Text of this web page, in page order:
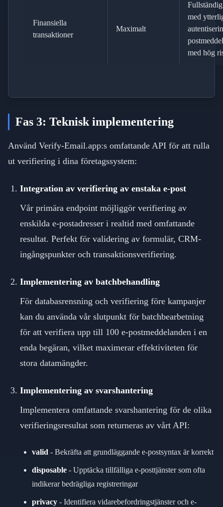
Finansiella
transaktioner
Maximalt
med
med hög
Fas 3: Teknisk implementering
Använd Verify-Email.app:s omfattande API för att rulla
ut verifiering i dina företagssystem:
Integration av verifiering av enstaka e-post
Vår primära endpoint möjliggör verifiering av
enskilda e-postadresser i realtid med omfattande
resultat. Perfekt för validering av formulär, CRM-
ingångspunkter och transaktionsverifiering.
Implementering av batchbehandling
För databasrensning och verifiering före kampanjer
kan du använda vår slutpunkt för batchbearbetning
för att verifiera upp till 100 e-postmeddelanden i en
enda begäran, vilket maximerar effektiviteten för
stora datamängder.
Implementering av svarshantering
Implementera omfattande svarshantering för de olika
verifieringsresultat som returneras av vårt API:
valid - Bekräfta att grundläggande e-postsyntax är korrekt
disposable - Upptäcka tillfälliga e-posttjänster som ofta
indikerar bedrägliga registreringar
privacy - Identifiera vidarebefordringstjänster och e-